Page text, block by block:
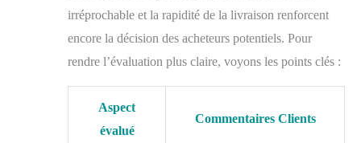
irréprochable et la rapidité de la livraison renforcent
encore la décision des acheteurs potentiels. Pour
rendre l’évaluation plus claire, voyons les points clés :
Aspect
évalué
Commentaires Clients